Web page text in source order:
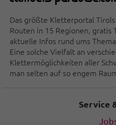
Das größte Kletterportal
Routen in 15 Regionen, gratis
aktuelle Infos rund ums
Eine solche Vielfalt an
Klettermöglichkeiten aller
man selten auf so engem
Service